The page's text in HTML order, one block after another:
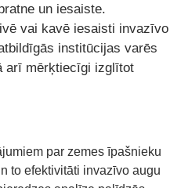
un iesaiste.
vai kavē iesaisti invazīvo
institūcijas varēs
arī mērķtiecīgi izglītot
par zemes īpašnieku
to efektivitāti invazīvo augu